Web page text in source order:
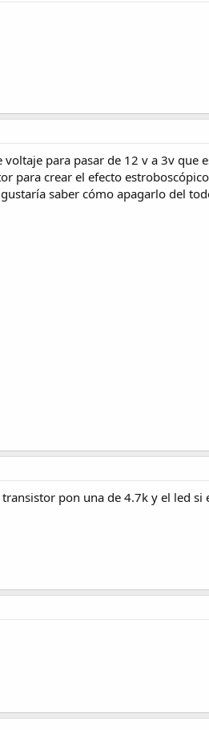
para pasar de 12 v a 3v que
para crear el efecto
saber cómo apagarlo del
pon una de 4.7k y el led